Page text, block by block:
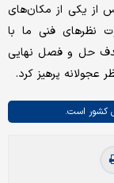
از یکی از مکان‌های
نظرهای فنی ما با
هدف حل و فصل نهایی
عجولانه پرهیز کرد.
کشور است.